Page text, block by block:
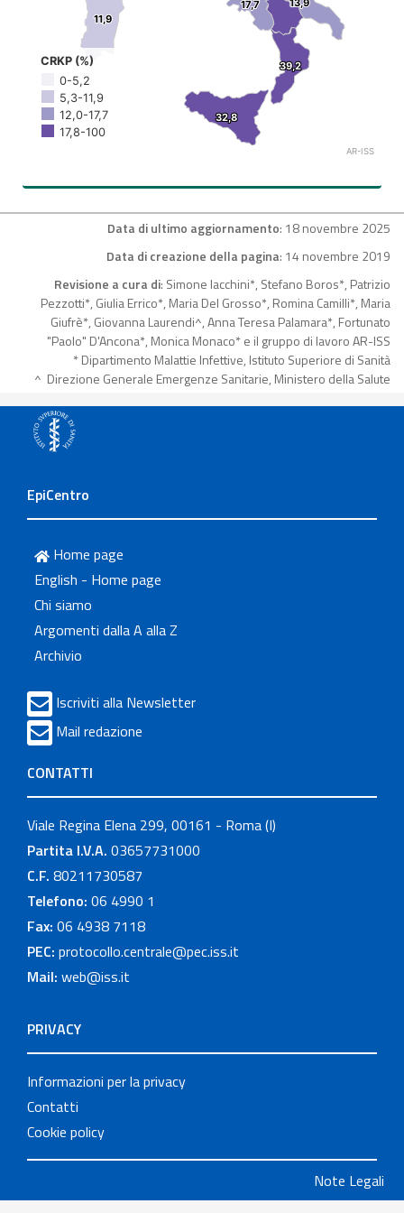
17,7
17,7 13,9
13,9
39,2
39,2
32,8
32,8
11,9
11,9
0-5,2
5,3-11,9
12,0-17,7
17,8-100
CRKP (%)
AR-ISS
Data di ultimo aggiornamento: 18 novembre 2025
Data di creazione della pagina: 14 novembre 2019
Revisione a cura di: Simone Iacchini*, Stefano Boros*, Patrizio
Pezzotti*, Giulia Errico*, Maria Del Grosso*, Romina Camilli*, Maria
Giufrè*, Giovanna Laurendi^, Anna Teresa Palamara*, Fortunato
"Paolo" D'Ancona*, Monica Monaco* e il gruppo di lavoro AR-ISS
* Dipartimento Malattie Infettive, Istituto Superiore di Sanità
^ Direzione Generale Emergenze Sanitarie, Ministero della Salute
EpiCentro
Home page
English - Home page
Chi siamo
Argomenti dalla A alla Z
Archivio
Iscriviti alla Newsletter
Mail redazione
CONTATTI
Viale Regina Elena 299, 00161 - Roma (I)
Partita I.V.A. 03657731000
C.F. 80211730587
Telefono: 06 4990 1
Fax: 06 4938 7118
PEC: protocollo.centrale@pec.iss.it
Mail: web@iss.it
PRIVACY
Informazioni per la privacy
Contatti
Cookie policy
Note Legali